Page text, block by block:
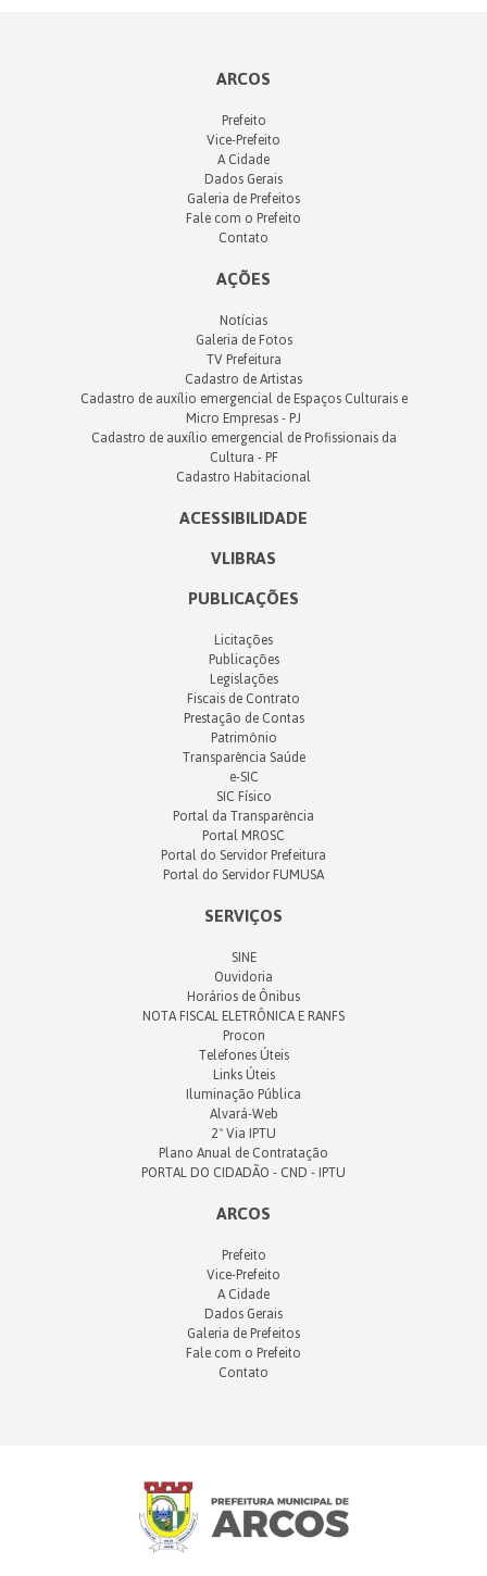
ARCOS
Prefeito
Vice-Prefeito
A Cidade
Dados Gerais
Galeria de Prefeitos
Fale com o Prefeito
Contato
AÇÕES
Notícias
Galeria de Fotos
TV Prefeitura
Cadastro de Artistas
Cadastro de auxílio emergencial de Espaços Culturais e
Micro Empresas - PJ
Cadastro de auxílio emergencial de Profissionais da
Cultura - PF
Cadastro Habitacional
ACESSIBILIDADE
VLIBRAS
PUBLICAÇÕES
Licitações
Publicações
Legislações
Fiscais de Contrato
Prestação de Contas
Patrimônio
Transparência Saúde
e-SIC
SIC Físico
Portal da Transparência
Portal MROSC
Portal do Servidor Prefeitura
Portal do Servidor FUMUSA
SERVIÇOS
SINE
Ouvidoria
Horários de Ônibus
NOTA FISCAL ELETRÔNICA E RANFS
Procon
Telefones Úteis
Links Úteis
Iluminação Pública
Alvará-Web
2ª Via IPTU
Plano Anual de Contratação
PORTAL DO CIDADÃO - CND - IPTU
ARCOS
Prefeito
Vice-Prefeito
A Cidade
Dados Gerais
Galeria de Prefeitos
Fale com o Prefeito
Contato